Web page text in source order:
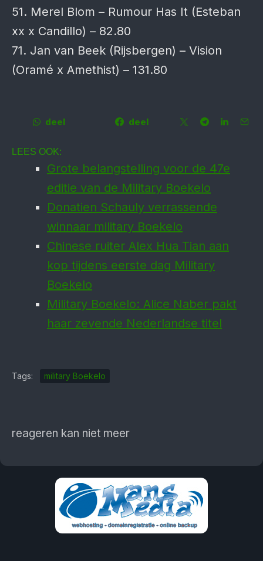
51. Merel Blom – Rumour Has It (Esteban
xx x Candillo) – 82.80
71. Jan van Beek (Rijsbergen) – Vision
(Oramé x Amethist) – 131.80
deel deel
LEES OOK:
Grote belangstelling voor de 47e
editie van de Military Boekelo
Donatien Schauly verrassende
winnaar military Boekelo
Chinese ruiter Alex Hua Tian aan
kop tijdens eerste dag Military
Boekelo
Military Boekelo: Alice Naber pakt
haar zevende Nederlandse titel
Tags: military Boekelo
reageren kan niet meer